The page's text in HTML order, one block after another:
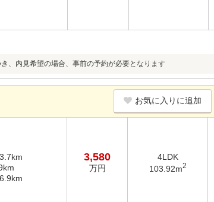
、内見希望の場合、事前の予約が必要となります
お気に入りに追加
3,580
万円
4LDK
103.92m2